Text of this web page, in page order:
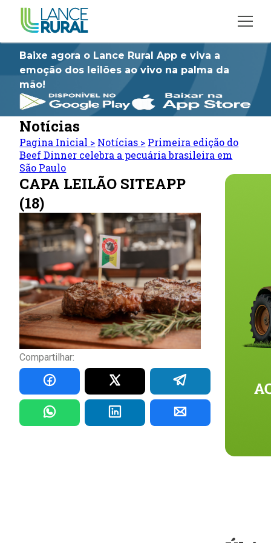
Baixe agora o Lance Rural App e viva a
emoção dos leilões ao vivo na palma da
mão!
Notícias
Pagina Inicial > Notícias > Primeira edição do
Beef Dinner celebra a pecuária brasileira em
São Paulo
CAPA LEILÃO SITEAPP
(18)
Compartilhar: